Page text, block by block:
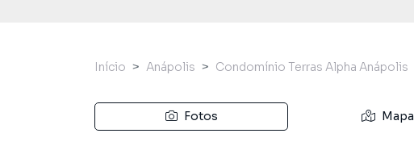
Início Anápolis Condomínio Terras Alpha Anápolis
Fotos Mapa